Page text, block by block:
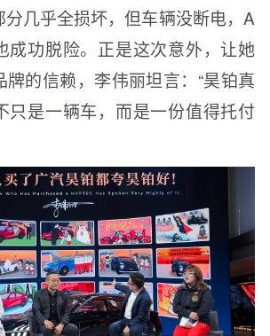
几乎全损坏，但车辆没断电，A
成功脱险。正是这次意外，让她
牌的信赖，李伟丽坦言：“昊铂真
只是一辆车，而是一份值得托付